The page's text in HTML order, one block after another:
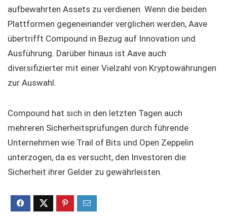
aufbewahrten Assets zu verdienen. Wenn die beiden
Plattformen gegeneinander verglichen werden, Aave
übertrifft Compound in Bezug auf Innovation und
Ausführung. Darüber hinaus ist Aave auch
diversifizierter mit einer Vielzahl von Kryptowährungen
zur Auswahl.
Compound hat sich in den letzten Tagen auch
mehreren Sicherheitsprüfungen durch führende
Unternehmen wie Trail of Bits und Open Zeppelin
unterzogen, da es versucht, den Investoren die
Sicherheit ihrer Gelder zu gewährleisten.